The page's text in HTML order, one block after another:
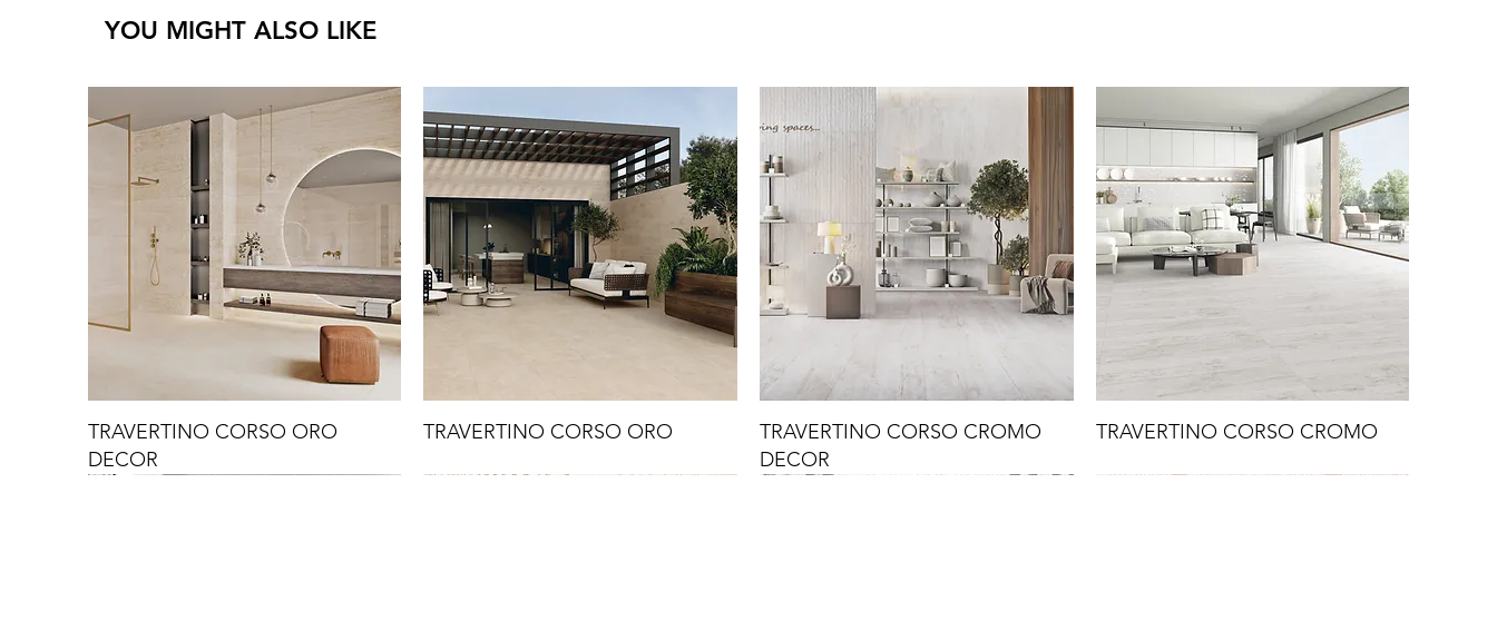
YOU MIGHT ALSO LIKE
TRAVERTINO CORSO ORO
DECOR
TRAVERTINO CORSO ORO
TRAVERTINO CORSO CROMO
DECOR
TRAVERTINO CORSO CROMO